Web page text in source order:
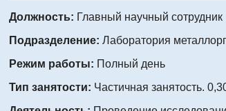
Должность: Главный научный сотрудник
Подразделение: Лаборатория
Режим работы: Полный день
Тип занятости: Частичная занятость.